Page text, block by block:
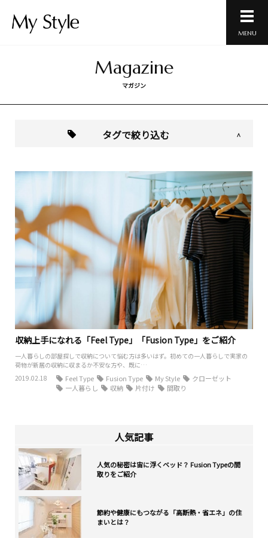
MENU
Magazine
マガジン
タグで絞り込む
人気記事
人気の秘密は宙に浮くベッド？ Fusion Typeの間
取りをご紹介
節約や健康にもつながる「高断熱・省エネ」の住
まいとは？
収納上手になれる「Feel Type」「Fusion Type」をご紹介
一人暮らしの部屋探しで収納について悩む方は多いはず。初めての一人暮らしで実家の
荷物が新居の収納に収まるか不安な方や、既に…
2019.02.18
Feel Type Fusion Type My Style
クローゼット
一人暮らし
収納 片付け 間取り